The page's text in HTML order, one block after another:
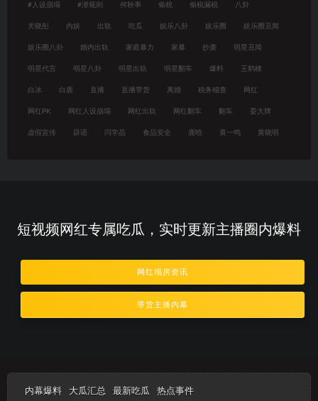
#人设崩塌 #潜规则 何秋亊 偷税 偷税漏税 八卦
关晓彤 内娱 出轨 吃瓜 娱乐八卦 娱乐圈 娱乐圈丑闻
娱乐圈八卦 婚内出轨 家庭暴力 家暴 抄袭 明星丑闻
明星代言 明星八卦 明星出轨 明星翻车 爆料 王鹤棣
白冰 白鹿 直播 直播带货 离婚 税务稽查 网红
网红PK 网红人设崩塌 网红出轨 网红翻车 翻车 耍大牌
虚假宣传 辟谣 闫学晶 食品安全 鹿晗 黄一鸣 黄晓明
短视频网红专属吃瓜，实时更新主播圈内爆料
网红塌房资讯
带货主播内幕
内幕爆料 大瓜汇总 最新吃瓜 热点事件